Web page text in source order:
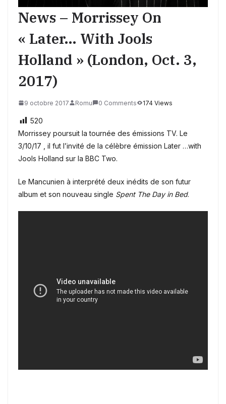
News – Morrissey On
« Later… With Jools
Holland » (London, Oct. 3,
2017)
9 octobre 2017 Romu 0 Comments 174 Views
520
Morrissey poursuit la tournée des émissions TV. Le
3/10/17 , il fut l’invité de la célèbre émission Later …with
Jools Holland sur la BBC Two.
Le Mancunien à interprété deux inédits de son futur
album et son nouveau single Spent The Day in Bed.